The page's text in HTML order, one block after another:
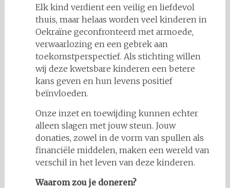
Elk kind verdient een veilig en liefdevol
thuis, maar helaas worden veel kinderen in
Oekraïne geconfronteerd met armoede,
verwaarlozing en een gebrek aan
toekomstperspectief. Als stichting willen
wij deze kwetsbare kinderen een betere
kans geven en hun levens positief
beïnvloeden.
Onze inzet en toewijding kunnen echter
alleen slagen met jouw steun. Jouw
donaties, zowel in de vorm van spullen als
financiële middelen, maken een wereld van
verschil in het leven van deze kinderen.
Waarom zou je doneren?